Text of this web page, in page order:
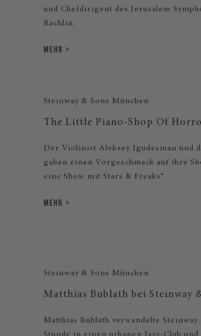
und Chefdirigent des Jerusalem
Rachlin.
MEHR
Steinway & Sons München
The Little Piano-Shop Of
Der Violinist Aleksey Igudesman und
gaben einen Vorgeschmack auf ihre
eine Show mit Stars & Freaks“.
MEHR
Steinway & Sons München
Matthias Bublath bei Steinway
Matthias Bublath verwandelte